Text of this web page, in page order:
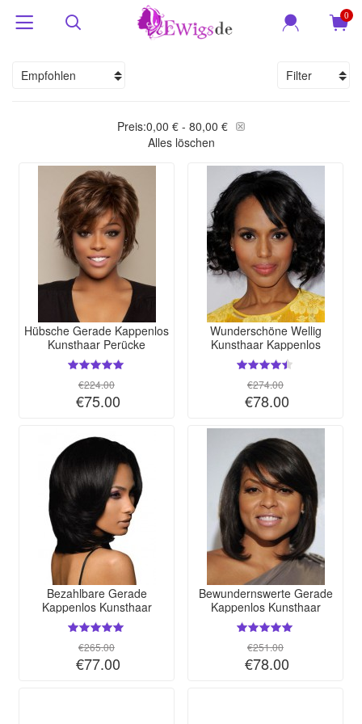
0
Empfohlen Filter
Preis:0,00 € - 80,00 €
Alles löschen
Hübsche Gerade Kappenlos
Kunsthaar Perücke
€224.00
€75.00
Wunderschöne Wellig
Kunsthaar Kappenlos
Perücke
€274.00
€78.00
Bezahlbare Gerade
Kappenlos Kunsthaar
Perücke
€265.00
€77.00
Bewundernswerte Gerade
Kappenlos Kunsthaar
Perücke
€251.00
€78.00